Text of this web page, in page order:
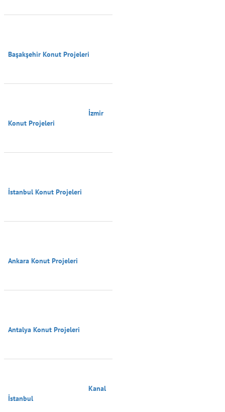
Başakşehir Konut Projeleri
Konut Projeleri
İstanbul Konut Projeleri
Ankara Konut Projeleri
Antalya Konut Projeleri
İstanbul